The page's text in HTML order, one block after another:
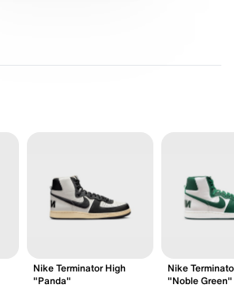
Nike Terminator High
"Panda"
Nike
"Noble Green"